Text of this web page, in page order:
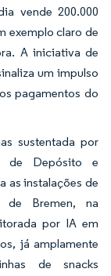
vende 200.000
exemplo claro de
A iniciativa de
um impulso
pagamentos do
sustentada por
de Depósito e
as instalações de
de Bremen, na
por IA em
já amplamente
de snacks